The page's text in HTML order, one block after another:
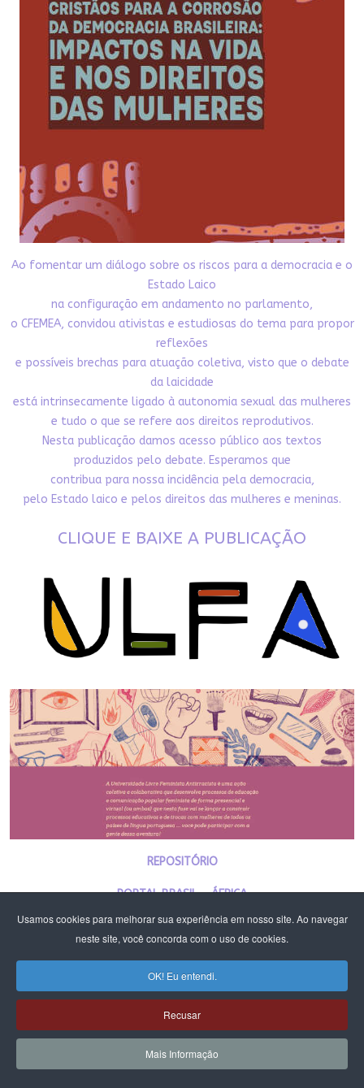
Usamos cookies para melhorar sua experiência em nosso site. Ao navegar
neste site, você concorda com o uso de cookies.
OK! Eu entendi.
Recusar
Mais Informação
Ao fomentar um diálogo sobre os riscos para a democracia e o
Estado Laico
na configuração em andamento no parlamento,
o CFEMEA, convidou ativistas e estudiosas do tema para propor
reflexões
e possíveis brechas para atuação coletiva, visto que o debate
da laicidade
está intrinsecamente ligado à autonomia sexual das mulheres
e tudo o que se refere aos direitos reprodutivos.
Nesta publicação damos acesso público aos textos
produzidos pelo debate. Esperamos que
contribua para nossa incidência pela democracia,
pelo Estado laico e pelos direitos das mulheres e meninas.
CLIQUE E BAIXE A PUBLICAÇÃO
REPOSITÓRIO
PORTAL BRASIL - ÁFRICA
PLATAFORMA DE CURSOS E ATIVIDADES
PLATAFORMA DE CURSOS E ATIVIDADES DF E RIDE - CFEMEA E MST